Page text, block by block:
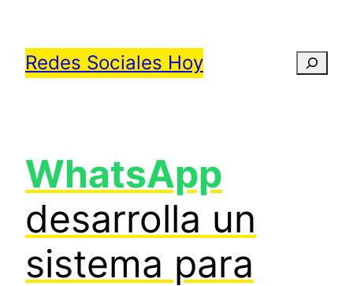
contenido
Redes Sociales Hoy
WhatsApp
desarrolla un
sistema para